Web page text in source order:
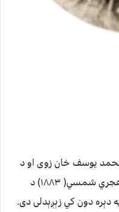
یوسف خان زوی او د
سردارغلام یحیی خان لمسی، د ۱۲۶۲ هجري شمسي( ۱۸۸۳) د
دون کي زېږېدلی دی.